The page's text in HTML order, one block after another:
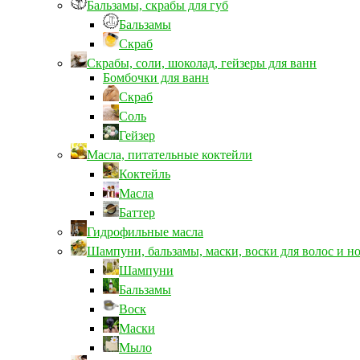
Бальзамы, скрабы для губ
Бальзамы
Скраб
Скрабы, соли, шоколад, гейзеры для ванн
Бомбочки для ванн
Скраб
Соль
Гейзер
Масла, питательные коктейли
Коктейль
Масла
Баттер
Гидрофильные масла
Шампуни, бальзамы, маски, воски для волос и
Шампуни
Бальзамы
Воск
Маски
Мыло